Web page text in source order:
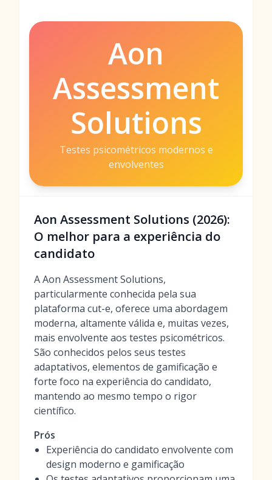
Aon
Assessment
Solutions
Testes psicométricos modernos e
envolventes
Aon Assessment Solutions (2026):
O melhor para a experiência do
candidato
A Aon Assessment Solutions,
particularmente conhecida pela sua
plataforma cut-e, oferece uma abordagem
moderna, altamente válida e, muitas vezes,
mais envolvente aos testes psicométricos.
São conhecidos pelos seus testes
adaptativos, elementos de gamificação e
forte foco na experiência do candidato,
mantendo ao mesmo tempo o rigor
científico.
Prós
Experiência do candidato envolvente com
design moderno e gamificação